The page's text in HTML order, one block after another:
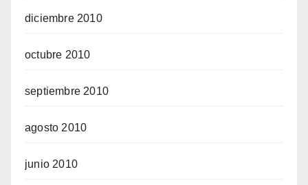
diciembre 2010
octubre 2010
septiembre 2010
agosto 2010
junio 2010